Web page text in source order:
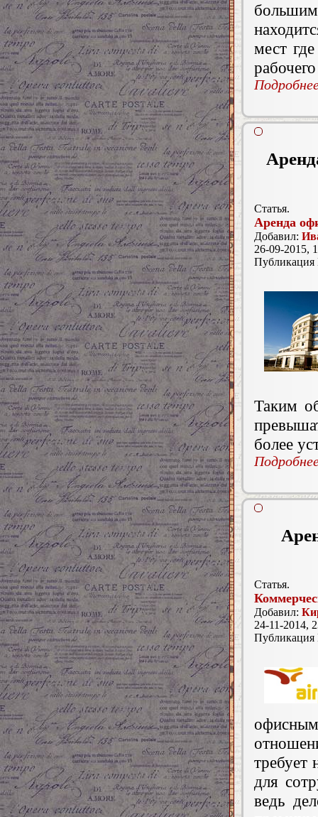
мест
Статья.
Аренда
Добавил:
26-09-2015,
Таким
более
Статья.
Добавил:
24-11-2014,
требует
для
ведь